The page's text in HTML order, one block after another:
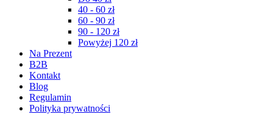
40 - 60 zł
60 - 90 zł
90 - 120 zł
Powyżej 120 zł
Na Prezent
B2B
Kontakt
Blog
Regulamin
Polityka prywatności